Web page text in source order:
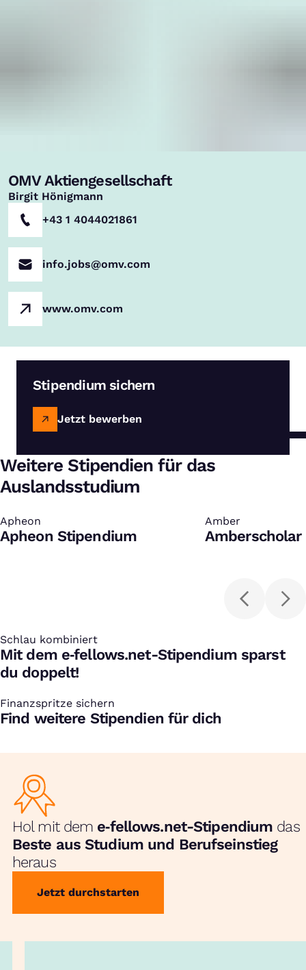
OMV Aktiengesellschaft
,
Birgit Hönigmann
+43 1 4044021861
info.jobs@omv.com
www.omv.com
Stipendium sichern
Jetzt bewerben
Weitere Stipendien für das
Auslandsstudium
Apheon
:
Apheon Stipendium
Amber
:
Amberscholar
Schlau kombiniert
:
Mit dem e‑fellows.net-Stipendium sparst
du doppelt!
Finanzspritze sichern
:
Find weitere Stipendien für dich
Hol mit dem e‑fellows.net-Stipendium das
Beste aus Studium und Berufseinstieg
heraus
Jetzt durchstarten